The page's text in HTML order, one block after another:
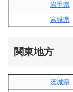
岩手県
宮城県
関東地方
茨城県